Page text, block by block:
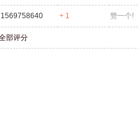
1569758640 + 1 赞一个!
部评分